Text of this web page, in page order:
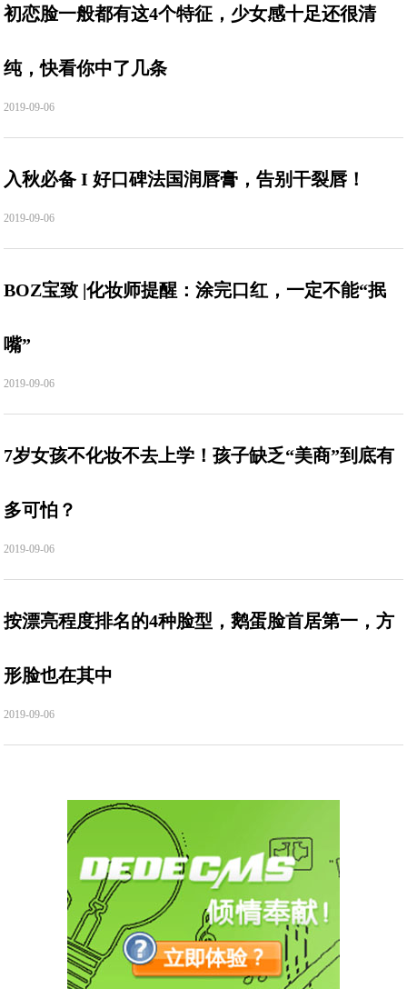
初恋脸一般都有这4个特征，少女感十足还很清
纯，快看你中了几条
2019-09-06
入秋必备 I 好口碑法国润唇膏，告别干裂唇！
2019-09-06
BOZ宝致 |化妆师提醒：涂完口红，一定不能“抿
嘴”
2019-09-06
7岁女孩不化妆不去上学！孩子缺乏“美商”到底有
多可怕？
2019-09-06
按漂亮程度排名的4种脸型，鹅蛋脸首居第一，方
形脸也在其中
2019-09-06